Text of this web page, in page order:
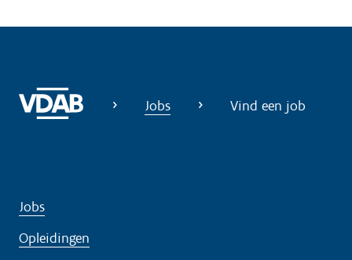
Jobs Vind een job
Jobs
Opleidingen